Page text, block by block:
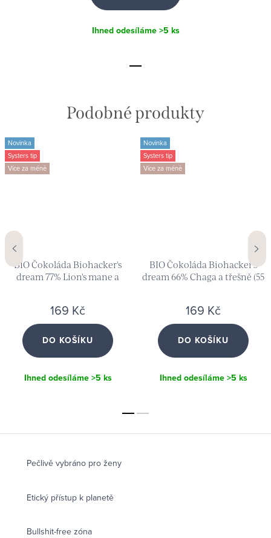
Ihned odesíláme>5 ks
Novinka
Systers tip
Více za méně
BIO Čokoláda Biohacker's
dream 77% Lion's mane a
169 Kč
DO KOŠÍKU
Ihned odesíláme>5 ks
Novinka
Systers tip
Více za méně
BIO Čokoláda Biohacker's
dream 66% Chaga a třešně (55
169 Kč
DO KOŠÍKU
Ihned odesíláme>5 ks
Pečlivě vybráno pro ženy
Etický přístup k planetě
Bullshit-free zóna